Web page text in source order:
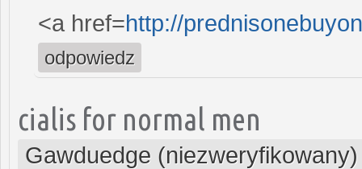
<a href=http://
odpowiedz
cialis for normal men
Gawduedge (niezweryfikowany)